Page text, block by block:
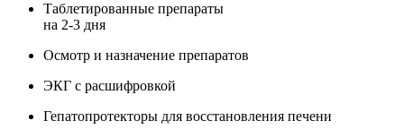
Таблетированные препараты
на 2-3 дня
Осмотр и назначение препаратов
ЭКГ с расшифровкой
Гепатопротекторы для восстановления печени